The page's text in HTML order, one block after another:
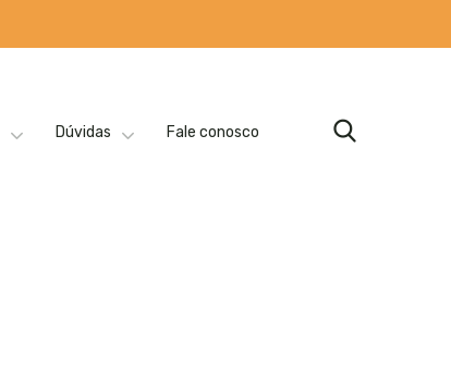
Dúvidas Fale conosco